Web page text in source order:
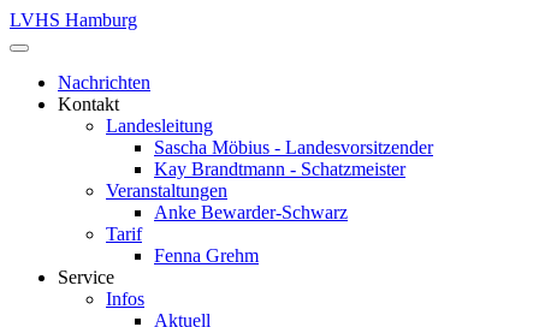
LVHS Hamburg
Nachrichten
Kontakt
Landesleitung
Sascha Möbius - Landesvorsitzender
Kay Brandtmann - Schatzmeister
Veranstaltungen
Anke Bewarder-Schwarz
Tarif
Fenna Grehm
Service
Infos
Aktuell